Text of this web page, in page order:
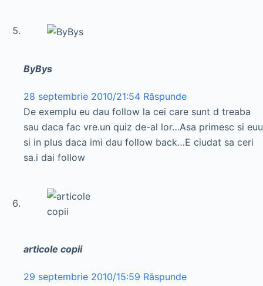
ByBys
28 septembrie 2010/21:54 Răspunde
De exemplu eu dau follow la cei care sunt d treaba
sau daca fac vre.un quiz de-al lor…Asa primesc si euu
si in plus daca imi dau follow back…E ciudat sa ceri
sa.i dai follow
articole copii
29 septembrie 2010/15:59 Răspunde